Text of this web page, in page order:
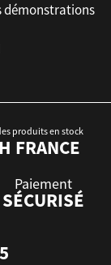
démonstrations
produits en stock
FRANCE
Paiement
SÉCURISÉ